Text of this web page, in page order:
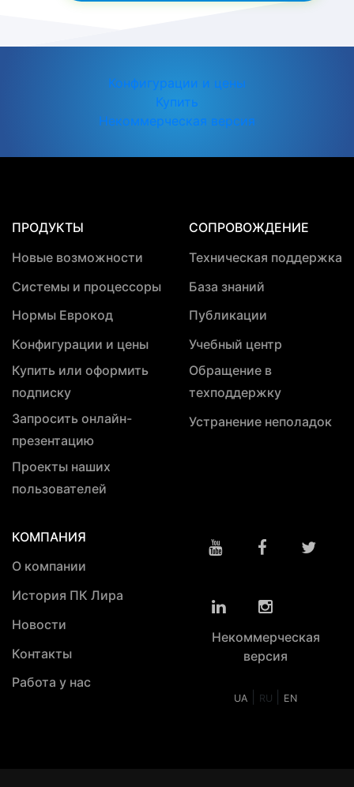
Конфигурации и цены
Купить
Некоммерческая версия
ПРОДУКТЫ
Новые возможности
Системы и процессоры
Нормы Еврокод
Конфигурации и цены
Купить или оформить
подписку
Запросить онлайн-
презентацию
Проекты наших
пользователей
СОПРОВОЖДЕНИЕ
Техническая поддержка
База знаний
Публикации
Учебный центр
Обращение в
техподдержку
Устранение неполадок
КОМПАНИЯ
О компании
История ПК Лира
Новости
Контакты
Работа у нас
Некоммерческая
версия
UA RU EN